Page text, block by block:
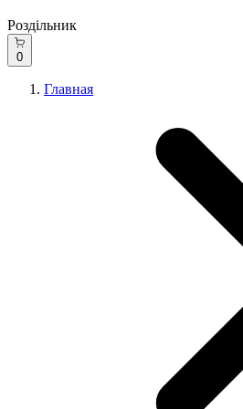
Роздільник
0
Главная